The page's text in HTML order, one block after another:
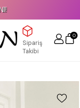
Sipariş
Takibi
0